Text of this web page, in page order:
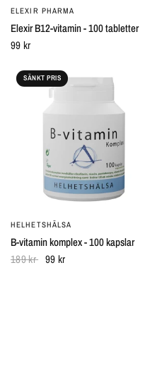
SNABBTITT
ELEXIR PHARMA
Elexir B12-vitamin - 100 tabletter
99 kr
SÄNKT PRIS
SNABBTITT
HELHETSHÄLSA
B-vitamin komplex - 100 kapslar
189 kr
99 kr